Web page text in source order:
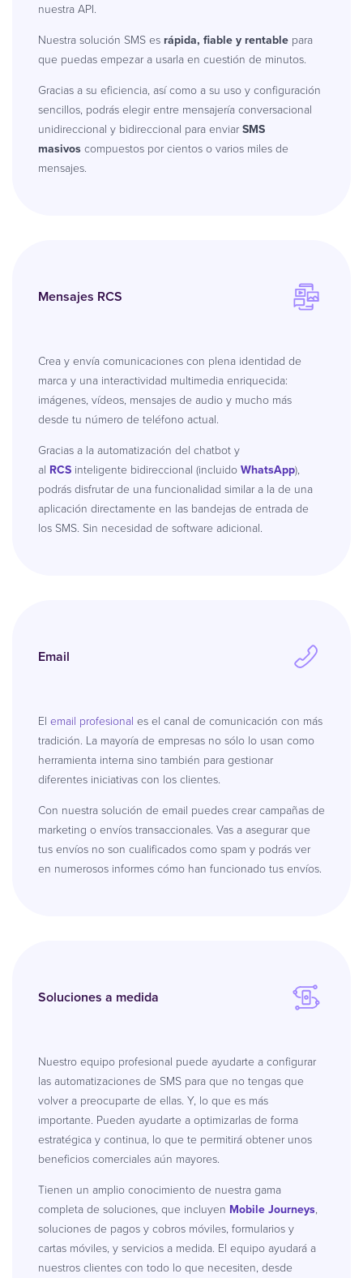
nuestra API.
Nuestra solución SMS es rápida, fiable y rentable para
que puedas empezar a usarla en cuestión de minutos.
Gracias a su eficiencia, así como a su uso y configuración
sencillos, podrás elegir entre mensajería conversacional
unidireccional y bidireccional para enviarSMS
masivoscompuestos por cientos o varios miles de
mensajes.
Mensajes RCS
Crea y envía comunicaciones con plena identidad de
marca y una interactividad multimedia enriquecida:
imágenes, vídeos, mensajes de audio y mucho más
desde tu número de teléfono actual.
Gracias a la automatización del chatbot y
al RCS inteligente bidireccional (incluidoWhatsApp),
podrás disfrutar de una funcionalidad similar a la de una
aplicación directamente en las bandejas de entrada de
los SMS. Sin necesidad de software adicional.
Email
El email profesional es el canal de comunicación con más
tradición. La mayoría de empresas no sólo lo usan como
herramienta interna sino también para gestionar
diferentes iniciativas con los clientes.
Con nuestra solución de email puedes crear campañas de
marketing o envíos transaccionales. Vas a asegurar que
tus envíos no son cualificados como spam y podrás ver
en numerosos informes cómo han funcionado tus envíos.
Soluciones a medida
Nuestro equipo profesional puede ayudarte a configurar
las automatizaciones de SMS para que no tengas que
volver a preocuparte de ellas. Y, lo que es más
importante. Pueden ayudarte a optimizarlas de forma
estratégica y continua, lo que te permitirá obtener unos
beneficios comerciales aún mayores.
Tienen un amplio conocimiento de nuestra gama
completa de soluciones, que incluyen Mobile Journeys,
soluciones de pagos y cobros móviles, formularios y
cartas móviles, y servicios a medida. El equipo ayudará a
nuestros clientes con todo lo que necesiten, desde